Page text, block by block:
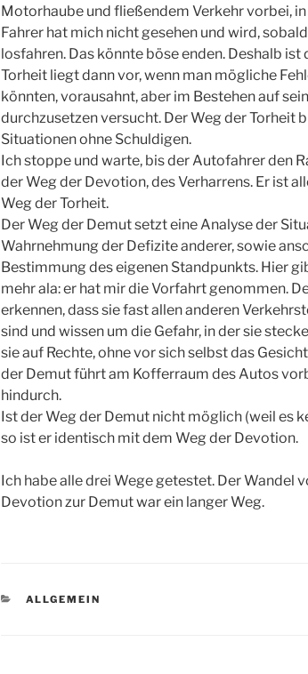
Motorhaube und fließendem Verkehr vorbei,
Fahrer hat mich nicht gesehen und wird,
losfahren. Das könnte böse enden. Deshalb ist
Torheit liegt dann vor, wenn man mögliche
könnten, vorausahnt, aber im Bestehen auf
durchzusetzen versucht. Der Weg der Torheit
Situationen ohne Schuldigen.
Ich stoppe und warte, bis der Autofahrer den
der Weg der Devotion, des Verharrens. Er ist
Weg der Torheit.
Der Weg der Demut setzt eine Analyse der
Wahrnehmung der Defizite anderer, sowie
Bestimmung des eigenen Standpunkts. Hier
mehr ala: er hat mir die Vorfahrt genommen.
erkennen, dass sie fast allen anderen
sind und wissen um die Gefahr, in der sie
sie auf Rechte, ohne vor sich selbst das
der Demut führt am Kofferraum des Autos
hindurch.
Ist der Weg der Demut nicht möglich (weil es
so ist er identisch mit dem Weg der Devotion.
Ich habe alle drei Wege getestet. Der Wandel
Devotion zur Demut war ein langer Weg.
KATEGORIEN
ALLGEMEIN